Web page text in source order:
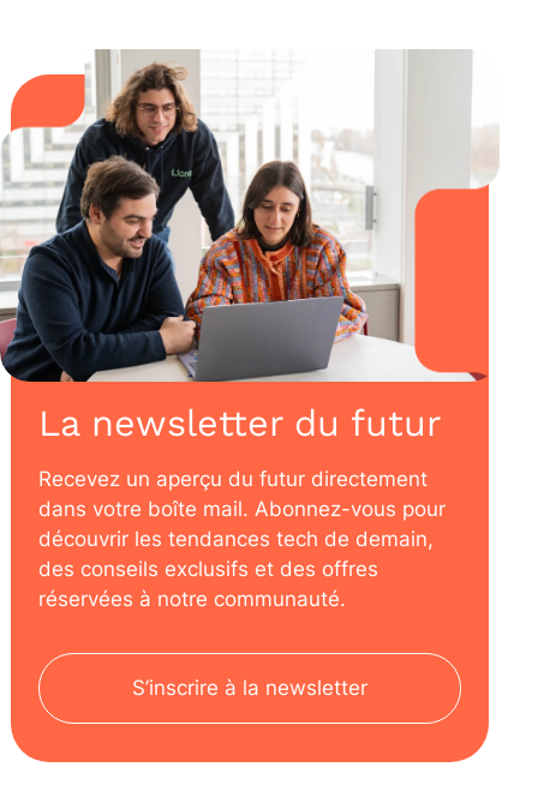
La newsletter du futur
Recevez un aperçu du futur directement
dans votre boîte mail. Abonnez-vous pour
découvrir les tendances tech de demain,
des conseils exclusifs et des offres
réservées à notre communauté.
S’inscrire à la newsletter